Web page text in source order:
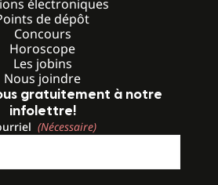
électroniques
de dépôt
Concours
Horoscope
Les jobins
Nous joindre
gratuitement à notre
infolettre!
(Nécessaire)